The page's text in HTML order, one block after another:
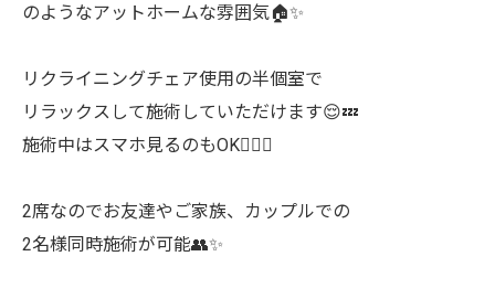
のようなアットホームな雰囲気🏠✨
リクライニングチェア使用の半個室で
リラックスして施術していただけます😌💤
施術中はスマホ見るのもOK🙆🏻‍♀️
2席なのでお友達やご家族、カップルでの
2名様同時施術が可能👥✨